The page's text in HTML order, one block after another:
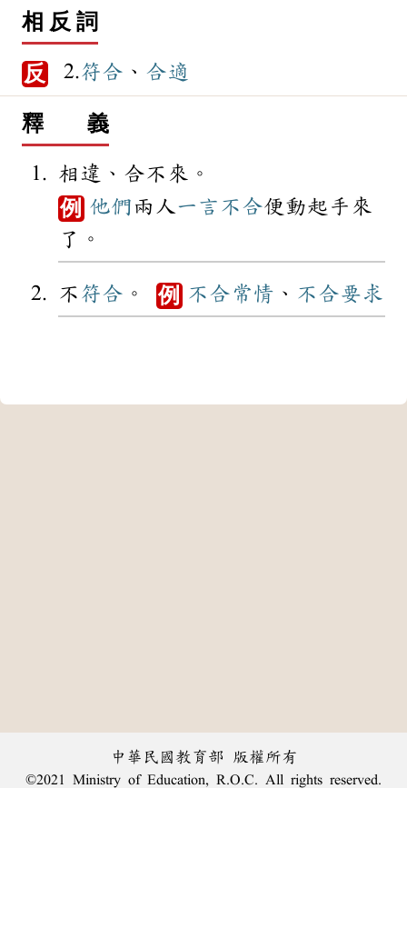
相 反 詞
反 2.符合 、 合適
釋 義
相違、合不來。
例 他們 兩人一言不合便動起手來
了。
不 符合 。 例 不合 常情 、 不合要求
中華民國教育部 版權所有
©2021 Ministry of Education, R.O.C. All rights reserved.